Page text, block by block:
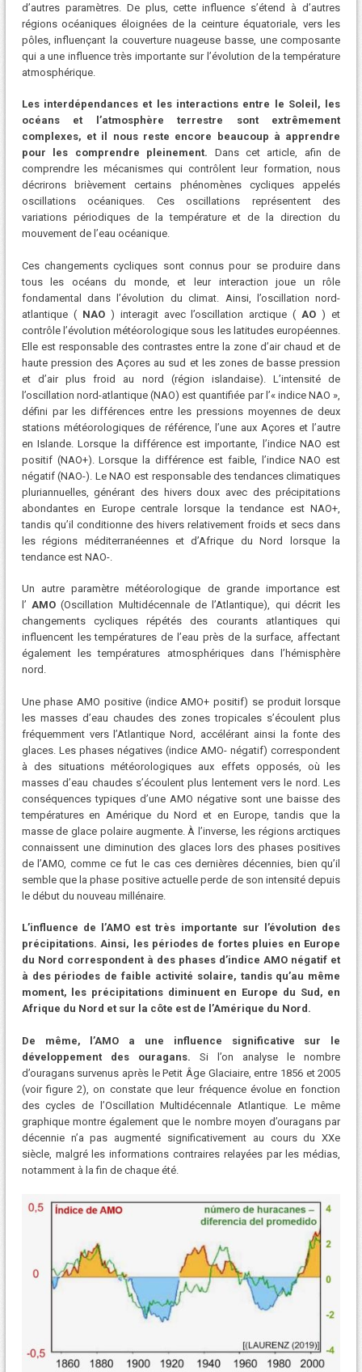
d’autres paramètres. De plus, cette influence s’étend à d’autres
régions océaniques éloignées de la ceinture équatoriale, vers les
pôles, influençant la couverture nuageuse basse, une composante
qui a une influence très importante sur l’évolution de la température
atmosphérique.
Les interdépendances et les interactions entre le Soleil, les
océans et l’atmosphère terrestre sont extrêmement
complexes, et il nous reste encore beaucoup à apprendre
pour les comprendre pleinement. Dans cet article, afin de
comprendre les mécanismes qui contrôlent leur formation, nous
décrirons brièvement certains phénomènes cycliques appelés
oscillations océaniques. Ces oscillations représentent des
variations périodiques de la température et de la direction du
mouvement de l’eau océanique.
Ces changements cycliques sont connus pour se produire dans
tous les océans du monde, et leur interaction joue un rôle
fondamental dans l’évolution du climat. Ainsi, l’oscillation nord-
atlantique ( NAO) interagit avec l’oscillation arctique ( AO ) et
contrôle l’évolution météorologique sous les latitudes européennes.
Elle est responsable des contrastes entre la zone d’air chaud et de
haute pression des Açores au sud et les zones de basse pression
et d’air plus froid au nord (région islandaise). L’intensité de
l’oscillation nord-atlantique (NAO) est quantifiée par l’« indice NAO »,
défini par les différences entre les pressions moyennes de deux
stations météorologiques de référence, l’une aux Açores et l’autre
en Islande. Lorsque la différence est importante, l’indice NAO est
positif (NAO+). Lorsque la différence est faible, l’indice NAO est
négatif (NAO-). Le NAO est responsable des tendances climatiques
pluriannuelles, générant des hivers doux avec des précipitations
abondantes en Europe centrale lorsque la tendance est NAO+,
tandis qu’il conditionne des hivers relativement froids et secs dans
les régions méditerranéennes et d’Afrique du Nord lorsque la
tendance est NAO-.
Un autre paramètre météorologique de grande importance est
l’AMO (Oscillation Multidécennale de l’Atlantique), qui décrit les
changements cycliques répétés des courants atlantiques qui
influencent les températures de l’eau près de la surface, affectant
également les températures atmosphériques dans l’hémisphère
nord.
Une phase AMO positive (indice AMO+ positif) se produit lorsque
les masses d’eau chaudes des zones tropicales s’écoulent plus
fréquemment vers l’Atlantique Nord, accélérant ainsi la fonte des
glaces. Les phases négatives (indice AMO- négatif) correspondent
à des situations météorologiques aux effets opposés, où les
masses d’eau chaudes s’écoulent plus lentement vers le nord. Les
conséquences typiques d’une AMO négative sont une baisse des
températures en Amérique du Nord et en Europe, tandis que la
masse de glace polaire augmente. À l’inverse, les régions arctiques
connaissent une diminution des glaces lors des phases positives
de l’AMO, comme ce fut le cas ces dernières décennies, bien qu’il
semble que la phase positive actuelle perde de son intensité depuis
le début du nouveau millénaire.
L’influence de l’AMO est très importante sur l’évolution des
précipitations. Ainsi, les périodes de fortes pluies en Europe
du Nord correspondent à des phases d’indice AMO négatif et
à des périodes de faible activité solaire, tandis qu’au même
moment, les précipitations diminuent en Europe du Sud, en
Afrique du Nord et sur la côte est de l’Amérique du Nord.
De même, l’AMO a une influence significative sur le
développement des ouragans. Si l’on analyse le nombre
d’ouragans survenus après le Petit Âge Glaciaire, entre 1856 et 2005
(voir figure 2), on constate que leur fréquence évolue en fonction
des cycles de l’Oscillation Multidécennale Atlantique. Le même
graphique montre également que le nombre moyen d’ouragans par
décennie n’a pas augmenté significativement au cours du XXe
siècle, malgré les informations contraires relayées par les médias,
notamment à la fin de chaque été.